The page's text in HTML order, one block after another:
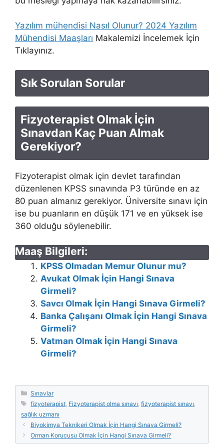
Yazılım mühendisi Nasıl Olunur? 2024 Yazılım
Mühendisi Maaşları Makalemizi İncelemek İçin
Tıklayınız.
Sık Sorulan Sorular
Fizyoterapist Olmak İçin
Sınavdan Kaç Puan Almak
Gerekiyor?
Fizyoterapist olmak için devlet tarafından
düzenlenen KPSS sınavında P3 türünde en az
80 puan almanız gerekiyor. Üniversite sınavı için
ise bu puanların en düşük 171 ve en yüksek ise
360 olduğu söylenebilir.
Maaş Bilgileri:
KPSS Olmadan Memur Olunur mu?
Avukat Olmak İçin Hangi Sınava
Girmeli?
Savcı Olmak İçin Hangi Sınava Girmeli?
Banka Çalışanı Olmak İçin Hangi Sınava
Girmeli?
Vatman Olmak İçin Hangi Sınava
Girmeli?
Kategoriler
Sınavlar
Etiketler
fizyoterapist Fizyoterapist olma sınavı ,fizyoterapist sınavı
sağlık uzmanı
Biyokimya Teknikeri Olmak İçin Hangi Sınava Girmeli?
Orman Korucusu Olmak İçin Hangi Sınava Girmeli?